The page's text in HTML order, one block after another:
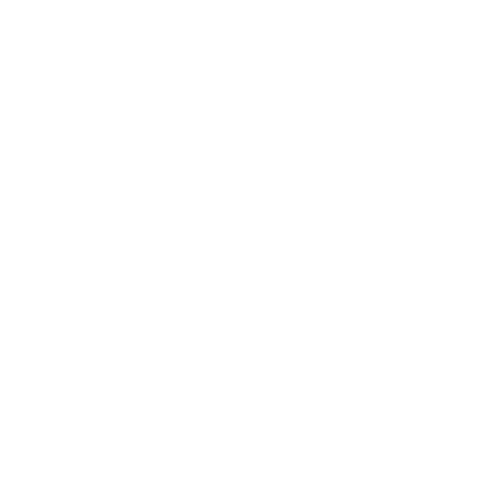
させていただ
了承ください。
き作成されるも
御機器販売店・
ようお願いしま
ズにご登録され
社の共同利用者
とをご了承くだ
ず変更すること
1000ppm以下、
下、フタル酸ジブチ
、
ない年数を意
貨物等」とい
可)を取得する
これらの製造装
通知します。
、取り引きをい
ムロン制御